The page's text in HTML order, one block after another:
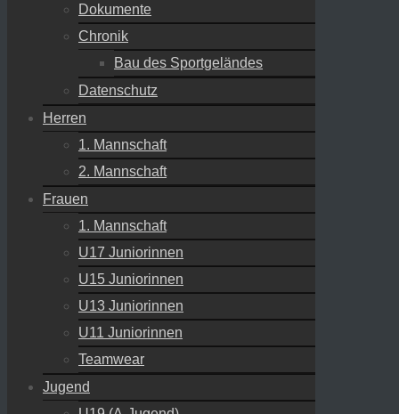
Dokumente
Chronik
Bau des Sportgeländes
Datenschutz
Herren
1. Mannschaft
2. Mannschaft
Frauen
1. Mannschaft
U17 Juniorinnen
U15 Juniorinnen
U13 Juniorinnen
U11 Juniorinnen
Teamwear
Jugend